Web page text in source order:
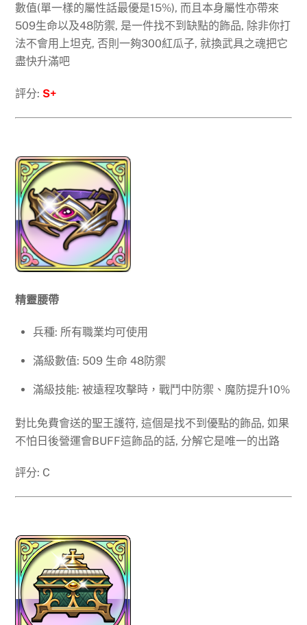
數值(單一樣的屬性話最優是15%), 而且本身屬性亦帶來
509生命以及48防禦, 是一件找不到缺點的飾品, 除非你打
法不會用上坦克, 否則一夠300紅瓜子, 就換武具之魂把它
盡快升滿吧
評分: S+
精靈腰帶
兵種: 所有職業均可使用
滿級數值: 509 生命 48防禦
滿級技能: 被遠程攻擊時，戰鬥中防禦、魔防提升10%
對比免費會送的聖王護符, 這個是找不到優點的飾品, 如果
不怕日後營運會BUFF這飾品的話, 分解它是唯一的出路
評分: C